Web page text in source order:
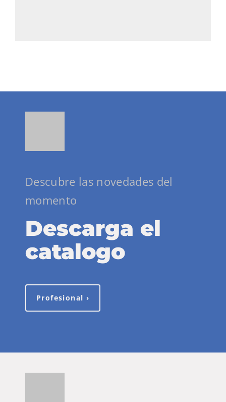
Descubre las novedades del
momento
Descarga el
catalogo
Profesional ›